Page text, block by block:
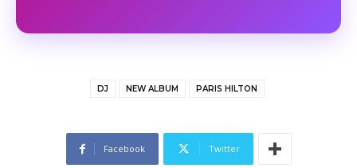
DJ NEW ALBUM PARIS HILTON
Facebook Twitter